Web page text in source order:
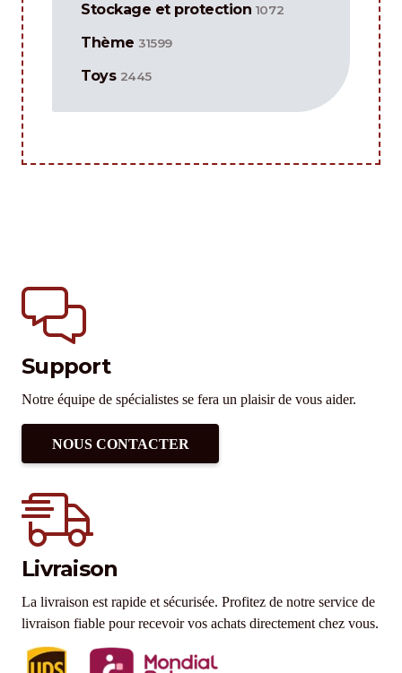
Stockage et protection 1072
Thème 31599
Toys 2445
Support
Notre équipe de spécialistes se fera un plaisir de vous aider.
NOUS CONTACTER
Livraison
La livraison est rapide et sécurisée. Profitez de notre service de
livraison fiable pour recevoir vos achats directement chez vous.